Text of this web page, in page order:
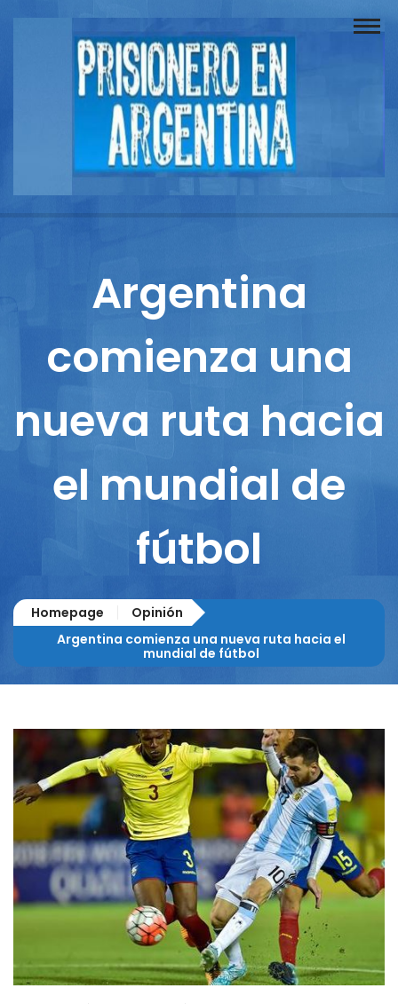
Buscador
Documentos
ReportajesArgentina
comienza una
nueva ruta hacia
el mundial de
fútbol
Homepage
Opinión
Argentina comienza una nueva ruta hacia el
mundial de fútbol